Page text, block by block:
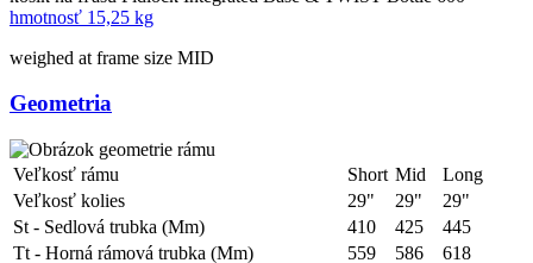
hmotnosť 15,25 kg
weighed at frame size MID
Geometria
Veľkosť rámu Short Mid
Long
Veľkosť kolies
29" 29"
29"
St - Sedlová trubka (Mm)
410 425
445
Tt - Horná rámová trubka (Mm)
559 586
618